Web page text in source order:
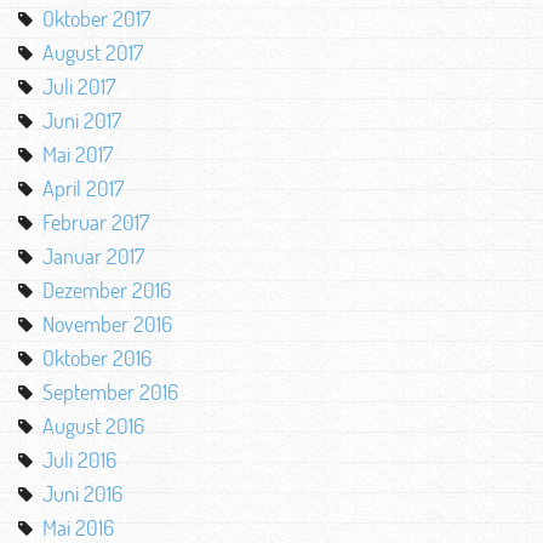
Oktober 2017
August 2017
Juli 2017
Juni 2017
Mai 2017
April 2017
Februar 2017
Januar 2017
Dezember 2016
November 2016
Oktober 2016
September 2016
August 2016
Juli 2016
Juni 2016
Mai 2016